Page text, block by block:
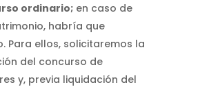
ordinario;en caso de
habría que
Para ellos, solicitaremos la
del concurso de
y, previa liquidación del